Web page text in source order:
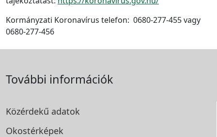
Kormányzati Koronavírus telefon: 0680-277-455 vagy
0680-277-456
További információk
Közérdekű adatok
Okostérképek